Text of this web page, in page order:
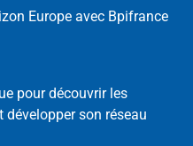
Europe avec Bpifrance
pour découvrir les
son réseau